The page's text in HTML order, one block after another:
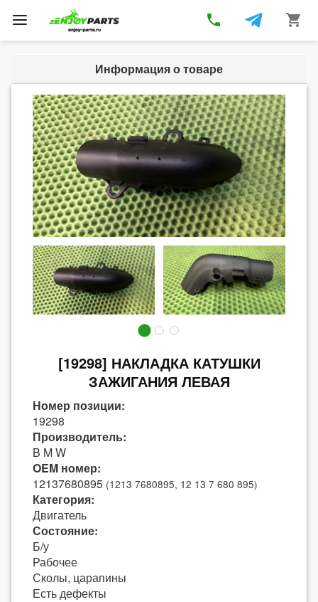
Toggle
navigation
phone shopping_cart
Информация о товаре
[19298] НАКЛАДКА КАТУШКИ
ЗАЖИГАНИЯ ЛЕВАЯ
Номер позиции:
19298
Производитель:
B M W
OEM номер:
12137680895 (1213 7680895, 12 13 7 680 895)
Категория:
Двигатель
Состояние:
Б/у
Рабочее
Сколы, царапины
Есть дефекты